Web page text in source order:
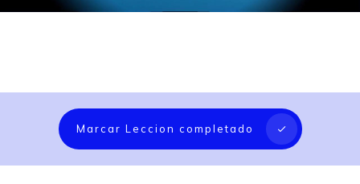
Marcar Leccion completado